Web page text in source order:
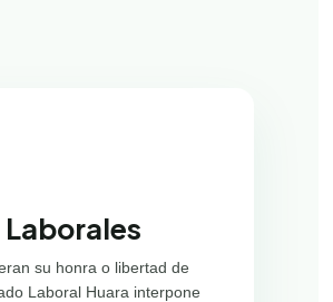
su honra o libertad de
Laboral Huara interpone